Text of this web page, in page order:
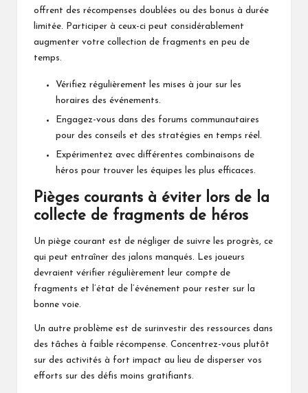
offrent des récompenses doublées ou des bonus à durée
limitée. Participer à ceux-ci peut considérablement
augmenter votre collection de fragments en peu de
temps.
Vérifiez régulièrement les mises à jour sur les
horaires des événements.
Engagez-vous dans des forums communautaires
pour des conseils et des stratégies en temps réel.
Expérimentez avec différentes combinaisons de
héros pour trouver les équipes les plus efficaces.
Pièges courants à éviter lors de la
collecte de fragments de héros
Un piège courant est de négliger de suivre les progrès, ce
qui peut entraîner des jalons manqués. Les joueurs
devraient vérifier régulièrement leur compte de
fragments et l’état de l’événement pour rester sur la
bonne voie.
Un autre problème est de surinvestir des ressources dans
des tâches à faible récompense. Concentrez-vous plutôt
sur des activités à fort impact au lieu de disperser vos
efforts sur des défis moins gratifiants.